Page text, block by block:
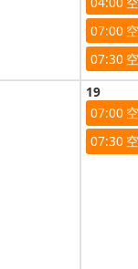
07:00
07:30
19
07:00
07:30